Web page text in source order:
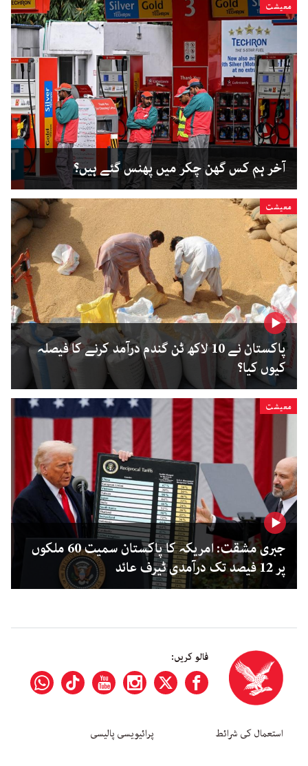
معیشت
آخر ہم کس گھن چکر میں پھنس گئے ہیں؟
معیشت
پاکستان نے 10 لاکھ ٹن گندم درآمد کرنے کا فیصلہ
کیوں کیا؟
معیشت
جبری مشقت: امریکہ کا پاکستان سمیت 60 ملکوں
پر 12 فیصد تک درآمدی ٹیرف عائد
فالو کریں:
استعمال کی شرائط پرائیویسی پالیسی